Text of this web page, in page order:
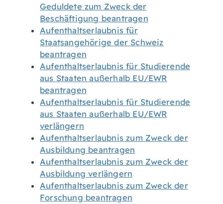
Geduldete zum Zweck der
Beschäftigung beantragen
Aufenthaltserlaubnis für
Staatsangehörige der Schweiz
beantragen
Aufenthaltserlaubnis für Studierende
aus Staaten außerhalb EU/EWR
beantragen
Aufenthaltserlaubnis für Studierende
aus Staaten außerhalb EU/EWR
verlängern
Aufenthaltserlaubnis zum Zweck der
Ausbildung beantragen
Aufenthaltserlaubnis zum Zweck der
Ausbildung verlängern
Aufenthaltserlaubnis zum Zweck der
Forschung beantragen